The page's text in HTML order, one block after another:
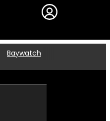
Baywatch